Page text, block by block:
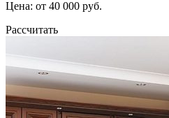
Цена: от 40 000 руб.
Рассчитать